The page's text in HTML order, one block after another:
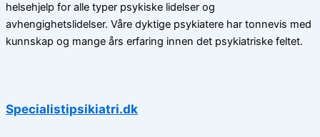
helsehjelp for alle typer psykiske lidelser og
avhengighetslidelser. Våre dyktige psykiatere har tonnevis med
kunnskap og mange års erfaring innen det psykiatriske feltet.
Specialistipsikiatri.dk